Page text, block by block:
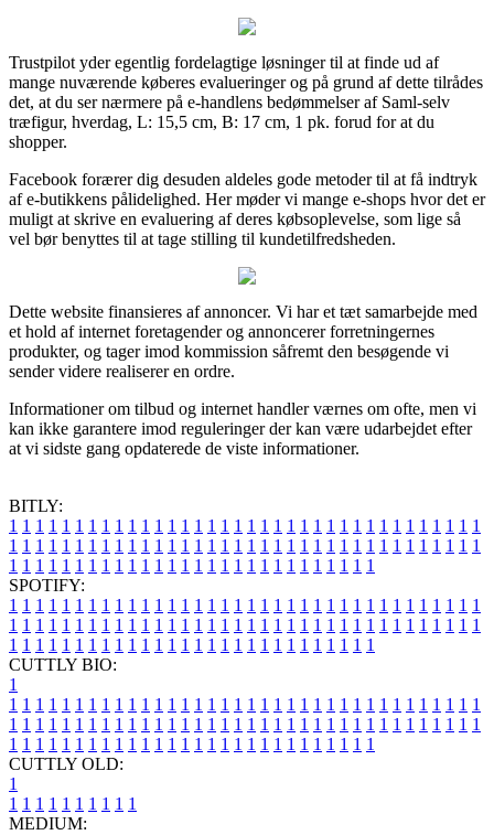
Trustpilot yder egentlig fordelagtige løsninger til at finde ud af
mange nuværende køberes evalueringer og på grund af dette tilrådes
det, at du ser nærmere på e-handlens bedømmelser af Saml-selv
træfigur, hverdag, L: 15,5 cm, B: 17 cm, 1 pk. forud for at du
shopper.
Facebook forærer dig desuden aldeles gode metoder til at få indtryk
af e-butikkens pålidelighed. Her møder vi mange e-shops hvor det er
muligt at skrive en evaluering af deres købsoplevelse, som lige så
vel bør benyttes til at tage stilling til kundetilfredsheden.
Dette website finansieres af annoncer. Vi har et tæt samarbejde med
et hold af internet foretagender og annoncerer forretningernes
produkter, og tager imod kommission såfremt den besøgende vi
sender videre realiserer en ordre.
Informationer om tilbud og internet handler værnes om ofte, men vi
kan ikke garantere imod reguleringer der kan være udarbejdet efter
at vi sidste gang opdaterede de viste informationer.
BITLY:
1 1 1 1 1 1 1 1 1 1 1 1 1 1 1 1 1 1 1 1 1 1 1 1 1 1 1 1 1 1 1 1 1 1 1 1
1 1 1 1 1 1 1 1 1 1 1 1 1 1 1 1 1 1 1 1 1 1 1 1 1 1 1 1 1 1 1 1 1 1 1 1
1 1 1 1 1 1 1 1 1 1 1 1 1 1 1 1 1 1 1 1 1 1 1 1 1 1 1 1
SPOTIFY:
1 1 1 1 1 1 1 1 1 1 1 1 1 1 1 1 1 1 1 1 1 1 1 1 1 1 1 1 1 1 1 1 1 1 1 1
1 1 1 1 1 1 1 1 1 1 1 1 1 1 1 1 1 1 1 1 1 1 1 1 1 1 1 1 1 1 1 1 1 1 1 1
1 1 1 1 1 1 1 1 1 1 1 1 1 1 1 1 1 1 1 1 1 1 1 1 1 1 1 1
CUTTLY BIO:
1
1 1 1 1 1 1 1 1 1 1 1 1 1 1 1 1 1 1 1 1 1 1 1 1 1 1 1 1 1 1 1 1 1 1 1 1
1 1 1 1 1 1 1 1 1 1 1 1 1 1 1 1 1 1 1 1 1 1 1 1 1 1 1 1 1 1 1 1 1 1 1 1
1 1 1 1 1 1 1 1 1 1 1 1 1 1 1 1 1 1 1 1 1 1 1 1 1 1 1 1
CUTTLY OLD:
1
1 1 1 1 1 1 1 1 1 1
MEDIUM: